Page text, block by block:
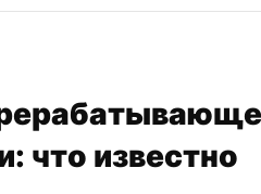
что известно